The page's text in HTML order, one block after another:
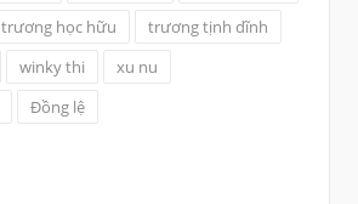
trương học hữu
trương tịnh dĩnh
winky thi
xu nu
Đồng lệ